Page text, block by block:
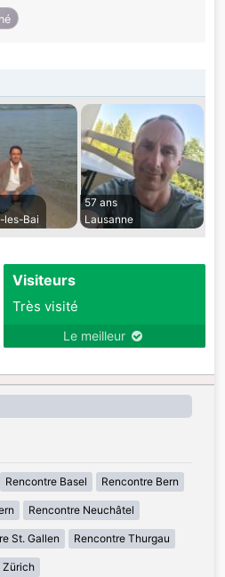
les-Bai
57 ans
Lausanne
Visiteurs
Très visité
Le meilleur
Rencontre Basel Rencontre Bern
Rencontre Neuchâtel
St. Gallen Rencontre Thurgau
Zürich